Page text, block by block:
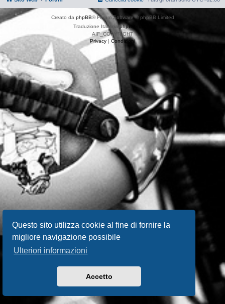
Questo sito utilizza cookie al fine di fornire la
migliore navigazione possibile
Ulteriori informazioni
Accetto
Creato da phpBB® Forum Software © phpBB Limited
Traduzione ItalianaphpBB-Italia.it
AIF_COPYRIGHT
Privacy | Condizioni